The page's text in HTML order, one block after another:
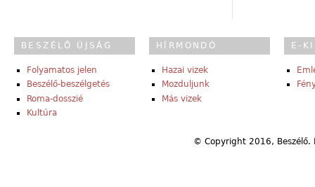
BESZÉLŐ ÚJSÁG
Folyamatos jelen
Beszélő-beszélgetés
Roma-dosszié
Kultúra
HÍRMONDÓ
Hazai vizek
Mozduljunk
Más vizek
E-
© Copyright 2016,